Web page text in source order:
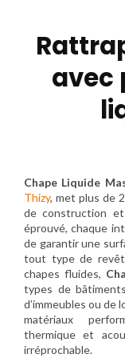
avec
Chape Liquide
Thizy, met plus de
de construction
éprouvé, chaque
de garantir une
tout type de
chapes fluides,
types de
d’immeubles ou de
matériaux
thermique et
irréprochable.